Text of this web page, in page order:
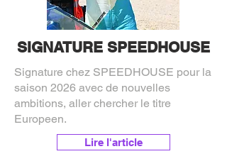
SIGNATURE SPEEDHOUSE
Signature chez SPEEDHOUSE pour la
saison 2026 avec de nouvelles
ambitions, aller chercher le titre
Europeen.
Lire l'article